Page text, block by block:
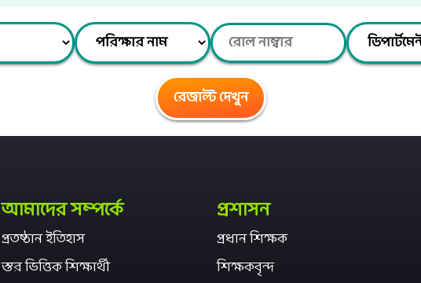
আমাদের সম্পর্কে
প্রতষ্ঠান ইতিহাস
স্তর ভিত্তিক শিক্ষার্থী
প্রশাসন
প্রধান শিক্ষক
শিক্ষকবৃন্দ